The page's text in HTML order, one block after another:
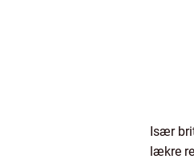
Især
lækre